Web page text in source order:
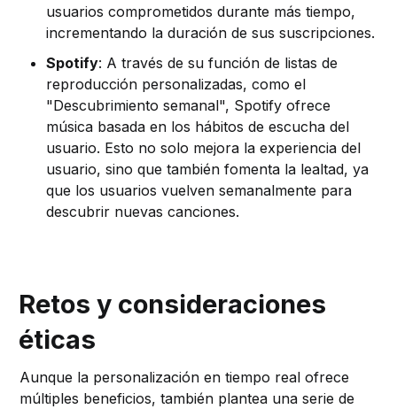
usuarios comprometidos durante más tiempo,
incrementando la duración de sus suscripciones.
Spotify: A través de su función de listas de
reproducción personalizadas, como el
"Descubrimiento semanal", Spotify ofrece
música basada en los hábitos de escucha del
usuario. Esto no solo mejora la experiencia del
usuario, sino que también fomenta la lealtad, ya
que los usuarios vuelven semanalmente para
descubrir nuevas canciones.
Retos y consideraciones
éticas
Aunque la personalización en tiempo real ofrece
múltiples beneficios, también plantea una serie de